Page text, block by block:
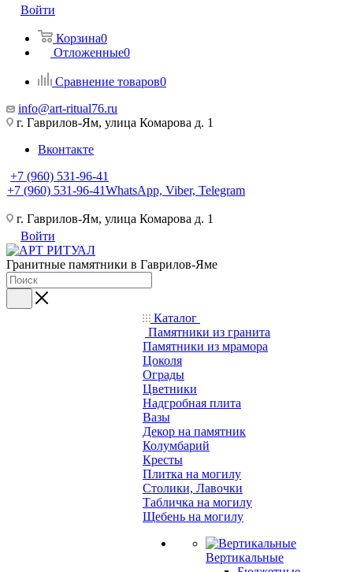
Войти
Корзина0
Отложенные0
Сравнение товаров0
info@art-ritual76.ru
г. Гаврилов-Ям, улица Комарова д. 1
Вконтакте
+7 (960) 531-96-41
+7 (960) 531-96-41WhatsApp, Viber, Telegram
г. Гаврилов-Ям, улица Комарова д. 1
Войти
Гранитные памятники в Гаврилов-Яме
Каталог
Памятники из гранита
Памятники из мрамора
Цоколя
Ограды
Цветники
Надгробная плита
Вазы
Декор на памятник
Колумбарий
Кресты
Плитка на могилу
Столики, Лавочки
Табличка на могилу
Щебень на могилу
Вертикальные